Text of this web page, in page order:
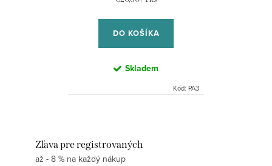
DO KOŠÍKA
Skladem
Kód: PA3
Zľava pre registrovaných
až - 8 % na každý nákup